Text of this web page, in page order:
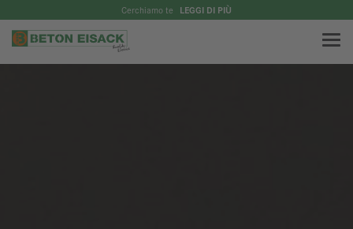
Cerchiamo te LEGGI DI PIÙ